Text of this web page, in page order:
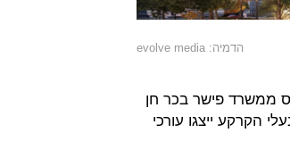
הדמיה: evolve media
ממשרד פישר בכר חן
הקרקע ייצגו עורכי